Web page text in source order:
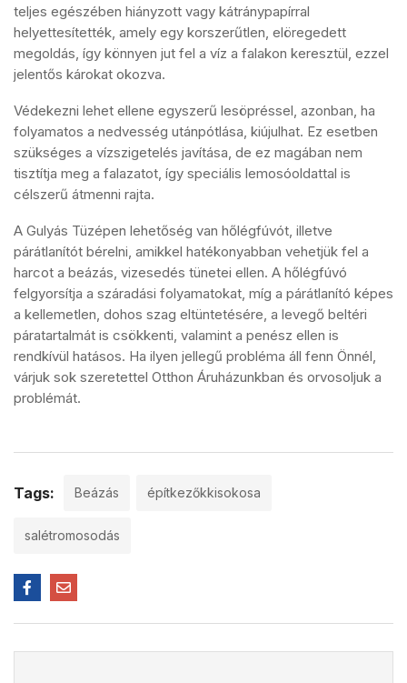
teljes egészében hiányzott vagy kátránypapírral
helyettesítették, amely egy korszerűtlen, elöregedett
megoldás, így könnyen jut fel a víz a falakon keresztül, ezzel
jelentős károkat okozva.
Védekezni lehet ellene egyszerű lesöpréssel, azonban, ha
folyamatos a nedvesség utánpótlása, kiújulhat. Ez esetben
szükséges a vízszigetelés javítása, de ez magában nem
tisztítja meg a falazatot, így speciális lemosóoldattal is
célszerű átmenni rajta.
A Gulyás Tüzépen lehetőség van hőlégfúvót, illetve
párátlanítót bérelni, amikkel hatékonyabban vehetjük fel a
harcot a beázás, vizesedés tünetei ellen. A hőlégfúvó
felgyorsítja a száradási folyamatokat, míg a párátlanító képes
a kellemetlen, dohos szag eltüntetésére, a levegő beltéri
páratartalmát is csökkenti, valamint a penész ellen is
rendkívül hatásos. Ha ilyen jellegű probléma áll fenn Önnél,
várjuk sok szeretettel Otthon Áruházunkban és orvosoljuk a
problémát.
Tags: Beázás építkezőkkisokosa
salétromosodás